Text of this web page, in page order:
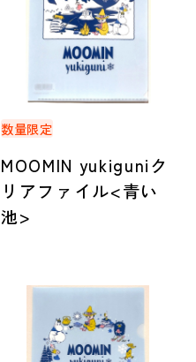
数量限定
MOOMIN yukiguniク
リアファイル<青い
池>